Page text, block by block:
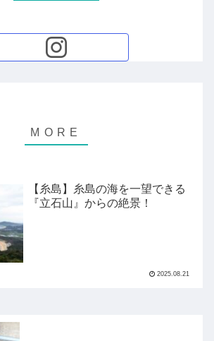
【糸島】糸島の海を一望できる
『立石山』からの絶景！
2025.08.21